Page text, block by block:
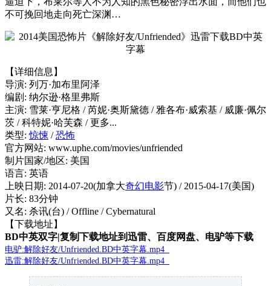
不可挽回地走向死亡深渊…
【详细信息】
导演: 列万·加布里阿泽
编剧: 纳尔逊·格里弗斯
主演: 雪莱·亨尼格 / 芮妮·奥斯黛德 / 雅各布·威索基 / 威廉·佩尔
茨 / 科特妮·哈芙森 / 更多...
类型:惊悚 /恐怖
官方网站: www.uphe.com/movies/unfriended
制片国家/地区: 美国
语言: 英语
上映日期: 2014-07-20(加拿大奇幻电影节) / 2015-04-17(美国)
片长: 83分钟
又名: 杀讯(台) / Offline / Cybernatural
【下载地址】
BD中英双字|复制下载地址到迅雷、百度网盘、电驴等下载
电驴:解除好友/Unfriended.BD中英字幕.mp4
迅雷:解除好友/Unfriended.BD中英字幕.mp4